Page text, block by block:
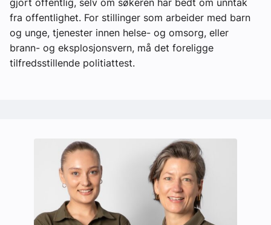
gjort offentlig, selv om søkeren har bedt om unntak
fra offentlighet. For stillinger som arbeider med barn
og unge, tjenester innen helse- og omsorg, eller
brann- og eksplosjonsvern, må det foreligge
tilfredsstillende politiattest.